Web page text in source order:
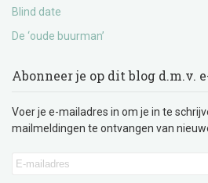
Blind date
De ‘oude buurman’
Abonneer je op dit blog d.m.v.
Voer je e-mailadres in om je in te
mailmeldingen te ontvangen van
E-